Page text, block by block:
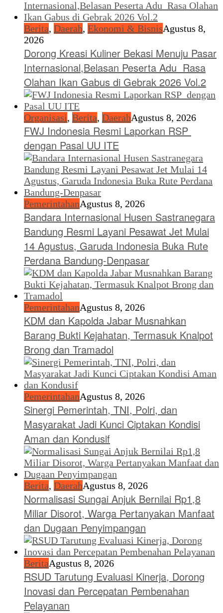
Berita, Daerah, Ekonomi & BisnisAgustus 8,
2026
Dorong Kreasi Kuliner Bekasi Menuju Pasar
Internasional,Belasan Peserta Adu Rasa
Olahan Ikan Gabus di Gebrak 2026 Vol.2
Organisasi, Berita, DaerahAgustus 8, 2026
FWJ Indonesia Resmi Laporkan RSP
dengan Pasal UU ITE
PemerintahanAgustus 8, 2026
Bandara Internasional Husen Sastranegara
Bandung Resmi Layani Pesawat Jet Mulai
14 Agustus, Garuda Indonesia Buka Rute
Perdana Bandung-Denpasar
PemerintahanAgustus 8, 2026
KDM dan Kapolda Jabar Musnahkan
Barang Bukti Kejahatan, Termasuk Knalpot
Brong dan Tramadol
PemerintahanAgustus 8, 2026
Sinergi Pemerintah, TNI, Polri, dan
Masyarakat Jadi Kunci Ciptakan Kondisi
Aman dan Kondusif
Berita, DaerahAgustus 8, 2026
Normalisasi Sungai Anjuk Bernilai Rp1,8
Miliar Disorot, Warga Pertanyakan Manfaat
dan Dugaan Penyimpangan
BeritaAgustus 8, 2026
RSUD Tarutung Evaluasi Kinerja, Dorong
Inovasi dan Percepatan Pembenahan
Pelayanan